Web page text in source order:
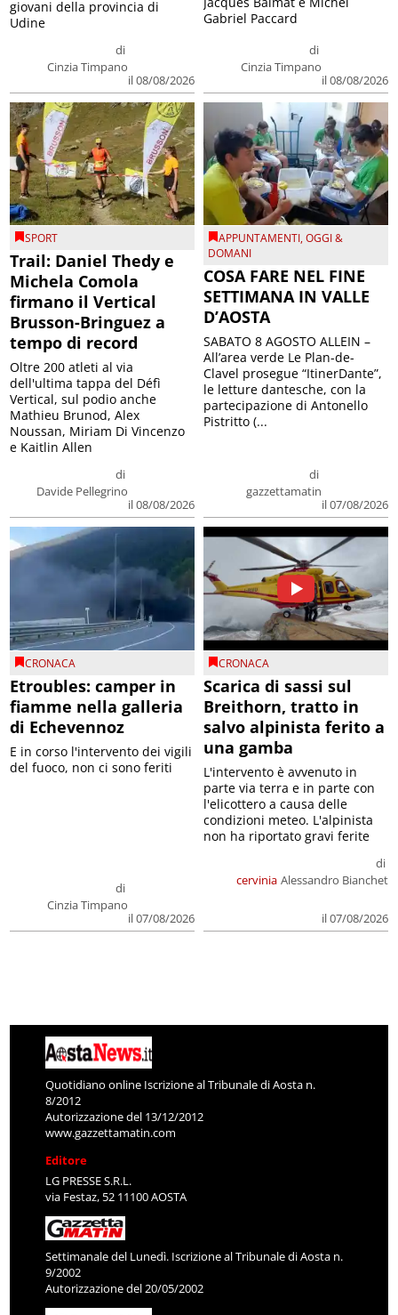
di
Cinzia Timpano
il 08/08/2026
giovani della provincia di
Udine
di
Cinzia Timpano
il 08/08/2026
Gabriel Paccard
SPORT
Trail: Daniel Thedy e
Michela Comola
firmano il Vertical
Brusson-Bringuez a
tempo di record
di
Davide Pellegrino
il 08/08/2026
Oltre 200 atleti al via
dell'ultima tappa del Défì
Vertical, sul podio anche
Mathieu Brunod, Alex
Noussan, Miriam Di Vincenzo
e Kaitlin Allen
APPUNTAMENTI,OGGI &
DOMANI
COSA FARE NEL FINE
SETTIMANA IN VALLE
D’AOSTA
di
gazzettamatin
il 07/08/2026
SABATO 8 AGOSTO ALLEIN –
All’area verde Le Plan-de-
Clavel prosegue “ItinerDante”,
le letture dantesche, con la
partecipazione di Antonello
Pistritto (...
CRONACA
Etroubles: camper in
fiamme nella galleria
di Echevennoz
di
Cinzia Timpano
il 07/08/2026
E in corso l'intervento dei vigili
del fuoco, non ci sono feriti
CRONACA
Scarica di sassi sul
Breithorn, tratto in
salvo alpinista ferito a
una gamba
cervinia
di
Alessandro Bianchet
il 07/08/2026
L'intervento è avvenuto in
parte via terra e in parte con
l'elicottero a causa delle
condizioni meteo. L'alpinista
non ha riportato gravi ferite
Quotidiano online Iscrizione al Tribunale di Aosta n.
8/2012
Autorizzazione del 13/12/2012
www.gazzettamatin.com
Editore
LG PRESSE S.R.L.
via Festaz, 52 11100 AOSTA
Settimanale del Lunedì. Iscrizione al Tribunale di Aosta n.
9/2002
Autorizzazione del 20/05/2002